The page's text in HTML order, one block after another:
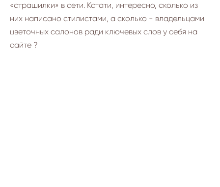
«страшилки» в сети. Кстати, интересно, сколько из
них написано стилистами, а сколько - владельцами
цветочных салонов ради ключевых слов у себя на
сайте ?